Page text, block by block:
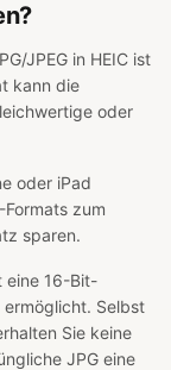
JPEG in HEIC ist
kann die
oder
oder iPad
zum
sparen.
eine 16-Bit-
Selbst
Sie keine
JPG eine